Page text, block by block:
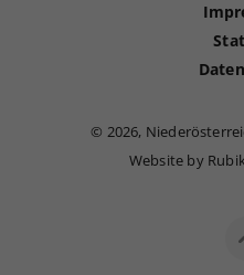
© 2026,
Website by